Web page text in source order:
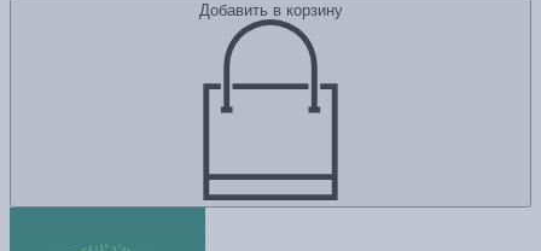
Добавить в корзину